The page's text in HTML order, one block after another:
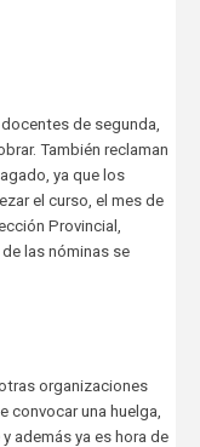
de segunda,
También reclaman
ya que los
el curso, el mes de
Provincial,
las nóminas se
organizaciones
convocar una huelga,
además ya es hora de